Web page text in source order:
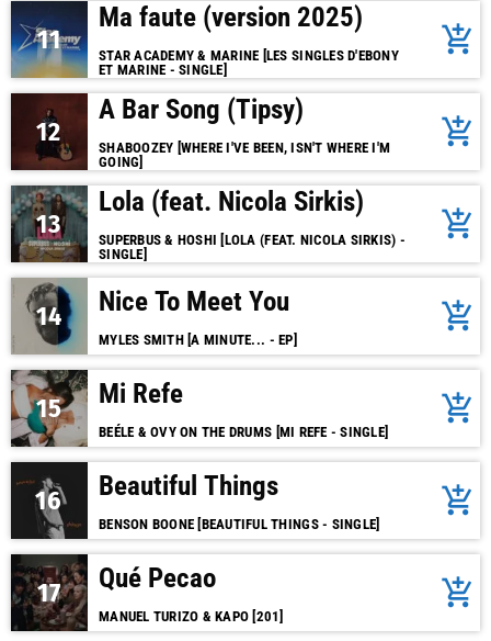
11
Ma faute (version 2025)
STAR ACADEMY & MARINE [LES SINGLES D'EBONY
ET MARINE - SINGLE]
add_shopping_cart
12
A Bar Song (Tipsy)
SHABOOZEY [WHERE I'VE BEEN, ISN'T WHERE I'M
GOING]
add_shopping_cart
13
Lola (feat. Nicola Sirkis)
SUPERBUS & HOSHI [LOLA (FEAT. NICOLA SIRKIS) -
SINGLE]
add_shopping_cart
14 Nice To Meet You
MYLES SMITH [A MINUTE... - EP]
add_shopping_cart
15 Mi Refe
BEÉLE & OVY ON THE DRUMS [MI REFE - SINGLE]
add_shopping_cart
16 Beautiful Things
BENSON BOONE [BEAUTIFUL THINGS - SINGLE]
add_shopping_cart
17 Qué Pecao
MANUEL TURIZO & KAPO [201]
add_shopping_cart